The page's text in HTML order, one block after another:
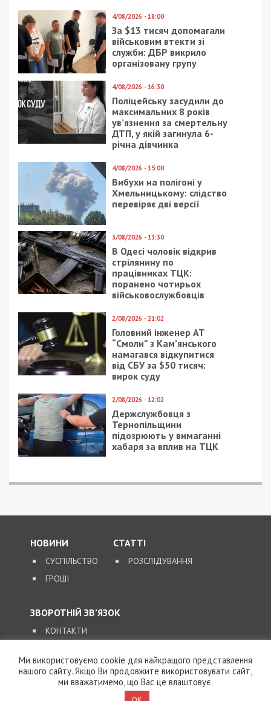
4/08/2026 - 18:00
За $13 тисяч допомагали
військовим втекти зі
служби: ДБР викрило
організовану групу
4/08/2026 - 16:30
Поліцейську засудили до
максимальних 8 років
ув’язнення за смертельну
ДТП, у якій загинула 6-
річна дівчинка
4/08/2026 - 15:00
Вибухи на полігоні у
Хмельницькому: слідство
перевіряє дві версії
3/08/2026 - 13:30
В Одесі чоловік відкрив
стрілянину по
працівниках ТЦК:
поранено чотирьох
військовослужбовців
2/08/2026 - 21:02
Головний інженер АТ
“Смоли” з Кам’янського
намагався відкупитися
від СБУ за $50 тисяч:
вирок суду
2/08/2026 - 12:02
Держслужбовця з
Тернопільщини
підозрюють у вимаганні
хабаря за вплив на ТЦК
НОВИНИ
СУСПІЛЬСТВО
ГРОШІ
СТАТТІ
РОЗСЛІДУВАННЯ
ЗВОРОТНІЙ ЗВ’ЯЗОК
КОНТАКТИ
SUPPORT@49000.COM.UA
© 2026, ВСІ ПРАВА ЗАХИЩЕНІ
Ми використовуємо cookie для найкращого представлення
нашого сайту. Якщо Ви продовжите використовувати сайт,
ми вважатимемо, що Вас це влаштовує.